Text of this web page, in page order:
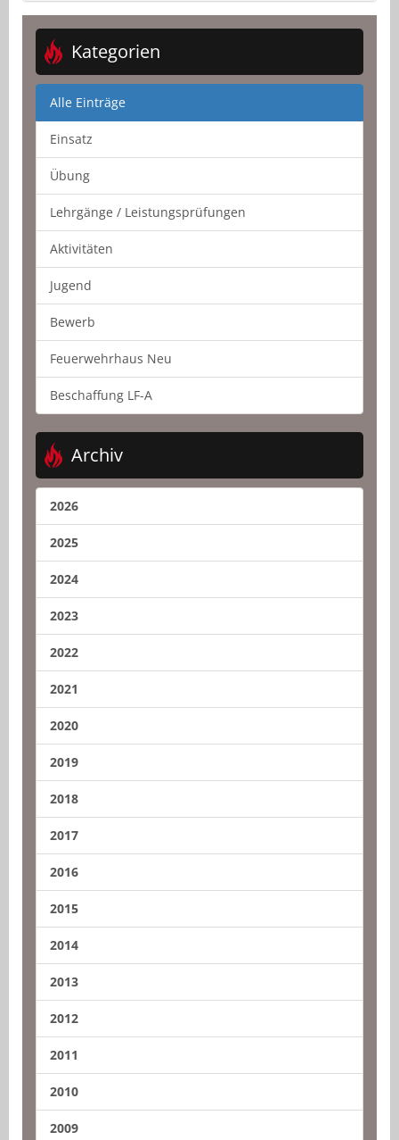
Kategorien
Alle Einträge
Einsatz
Übung
Lehrgänge / Leistungsprüfungen
Aktivitäten
Jugend
Bewerb
Feuerwehrhaus Neu
Beschaffung LF-A
Archiv
2026
2025
2024
2023
2022
2021
2020
2019
2018
2017
2016
2015
2014
2013
2012
2011
2010
2009